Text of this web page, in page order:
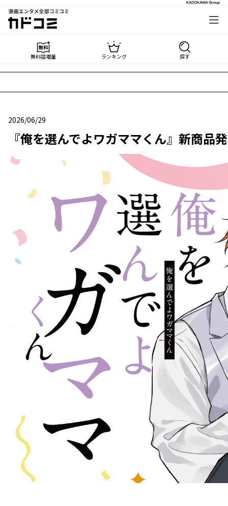
漫画エンタメ全部コミコミ
カドコミ
無料話増量 ランキング 探す
2026/06/29
2026年06月29日
『俺を選んでよワガママくん』新商品